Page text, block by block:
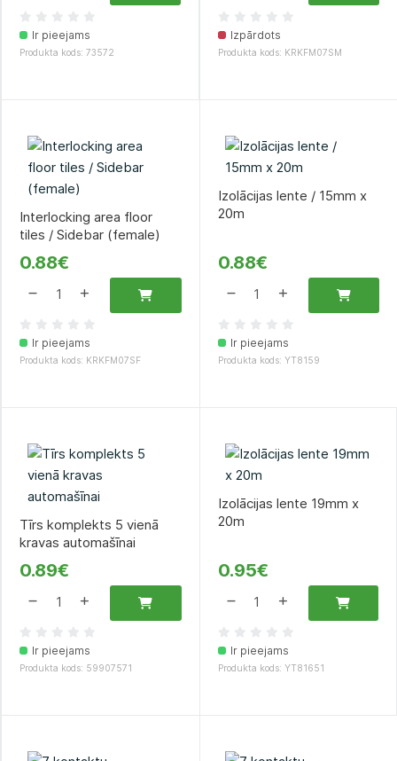
Ir pieejams
Produkta kods: 73572
Izpārdots
Produkta kods: KRKFM07SM
Interlocking area floor
tiles / Sidebar (female)
0.88€
Ir pieejams
Produkta kods: KRKFM07SF
Izolācijas lente / 15mm x
20m
0.88€
Ir pieejams
Produkta kods: YT8159
Tīrs komplekts 5 vienā
kravas automašīnai
0.89€
Ir pieejams
Produkta kods: 59907571
Izolācijas lente 19mm x
20m
0.95€
Ir pieejams
Produkta kods: YT81651